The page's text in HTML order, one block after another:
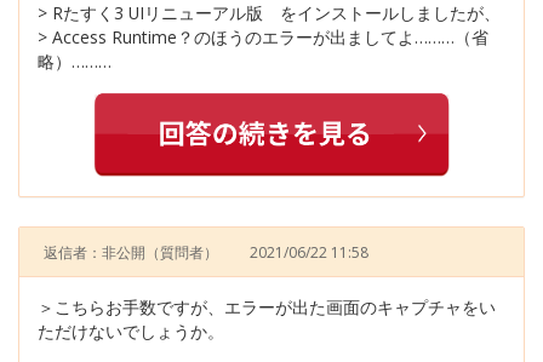
> Rたすく3 UIリニューアル版 をインストールしましたが、
> Access Runtime？のほうのエラーが出ましてよ………（省
略）………
返信者：非公開 （質問者） 2021/06/22 11:58
＞こちらお手数ですが、エラーが出た画面のキャプチャをい
ただけないでしょうか。